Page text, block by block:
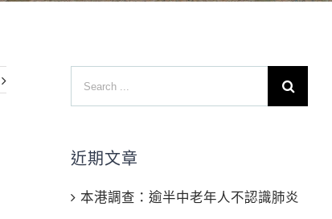
Search
for:
近期文章
本港調查：逾半中老年人不認識肺炎